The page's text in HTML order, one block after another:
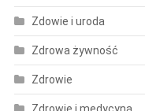
Zdowie i uroda
Zdrowa żywność
Zdrowie